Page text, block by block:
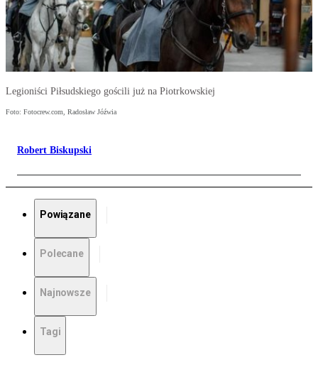
Legioniści Piłsudskiego gościli już na Piotrkowskiej
Foto: Fotocrew.com, Radosław Jóźwia
Robert Biskupski
Powiązane
Polecane
Najnowsze
Tagi